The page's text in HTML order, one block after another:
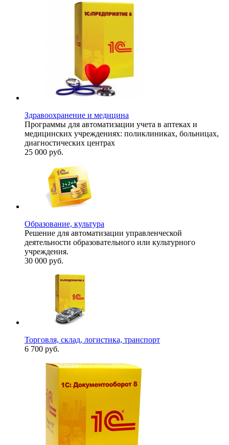
Здравоохранение и медицина
Программы для автоматизации учета в аптеках и
медицинских учреждениях: поликлиниках, больницах,
диагностических центрах
25 000 руб.
Образование, культура
Решение для автоматизации управленческой
деятельности образовательного или культурного
учреждения.
30 000 руб.
Торговля, склад, логистика, транспорт
6 700 руб.